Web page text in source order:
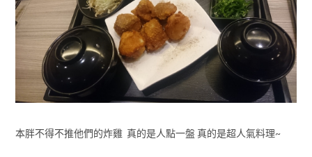
本胖不得不推他們的炸雞 真的是人點一盤 真的是超人氣料理~